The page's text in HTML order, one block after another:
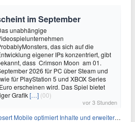
im September
unabhängige
das sich auf die
eigener IPs konzentriert, gibt
dass Crimson Moon am 01.
2026 für PC über Steam und
für PlayStation 5 und XBOX Series
erscheinen wird. Das Spiel bietet
Grafik[…] (00)
vor 3 Stunden
Mobile optimiert Inhalte und erweitert Treasure Access